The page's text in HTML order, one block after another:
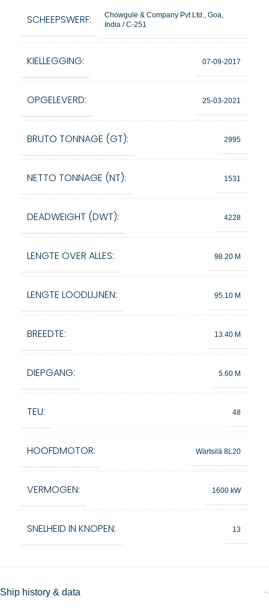
SCHEEPSWERF:
Chowgule & Company Pvt Ltd., Goa,
India / C-251
KIELLEGGING: 07-09-2017
OPGELEVERD: 25-03-2021
BRUTO TONNAGE (GT): 2995
NETTO TONNAGE (NT): 1531
DEADWEIGHT (DWT): 4228
LENGTE OVER ALLES: 98.20 M
LENGTE LOODLIJNEN: 95.10 M
BREEDTE: 13.40 M
DIEPGANG: 5.60 M
TEU: 48
HOOFDMOTOR: Wärtsilä 8L20
VERMOGEN: 1600 kW
SNELHEID IN KNOPEN: 13
Ship history & data